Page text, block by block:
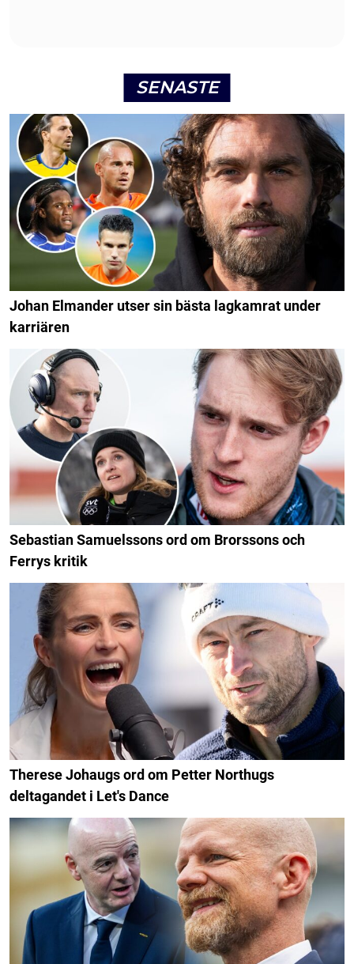
SENASTE
Johan Elmander utser sin bästa lagkamrat under
karriären
Sebastian Samuelssons ord om Brorssons och
Ferrys kritik
Therese Johaugs ord om Petter Northugs
deltagandet i Let's Dance